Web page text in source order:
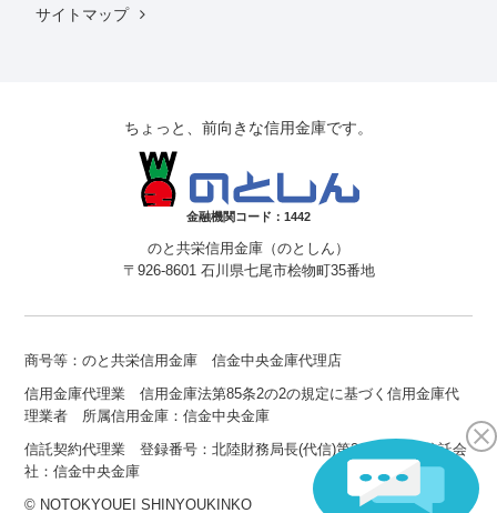
サイトマップ
ちょっと、前向きな信用金庫です。
金融機関コード：1442
のと共栄信用金庫（のとしん）
〒926-8601 石川県七尾市桧物町35番地
商号等：のと共栄信用金庫 信金中央金庫代理店
信用金庫代理業 信用金庫法第85条2の2の規定に基づく信用金庫代
理業者 所属信用金庫：信金中央金庫
信託契約代理業 登録番号：北陸財務局長(代信)第21号 所属信託会
社：信金中央金庫
© NOTOKYOUEI SHINYOUKINKO